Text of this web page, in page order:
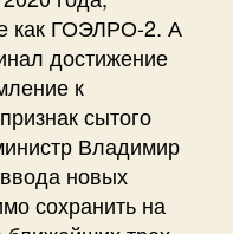
как ГОЭЛРО-2. А
достижение
к
сытого
Владимир
новых
сохранить на